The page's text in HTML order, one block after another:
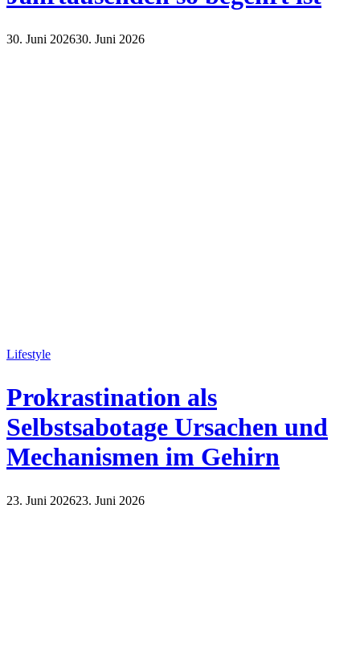
30. Juni 202630. Juni 2026
Lifestyle
Prokrastination als
Selbstsabotage Ursachen und
Mechanismen im Gehirn
23. Juni 202623. Juni 2026